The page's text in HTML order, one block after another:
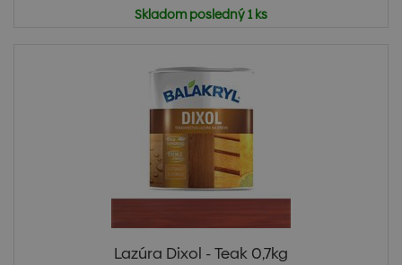
Skladom posledný 1 ks
Lazúra Dixol - Teak 0,7kg